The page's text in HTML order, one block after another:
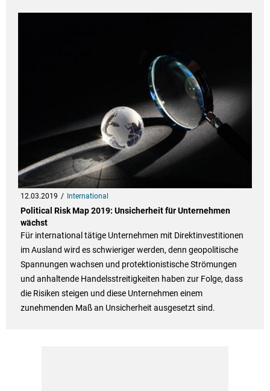
12.03.2019 International
Political Risk Map 2019: Unsicherheit für Unternehmen
wächst
Für international tätige Unternehmen mit Direktinvestitionen
im Ausland wird es schwieriger werden, denn geopolitische
Spannungen wachsen und protektionistische Strömungen
und anhaltende Handelsstreitigkeiten haben zur Folge, dass
die Risiken steigen und diese Unternehmen einem
zunehmenden Maß an Unsicherheit ausgesetzt sind.